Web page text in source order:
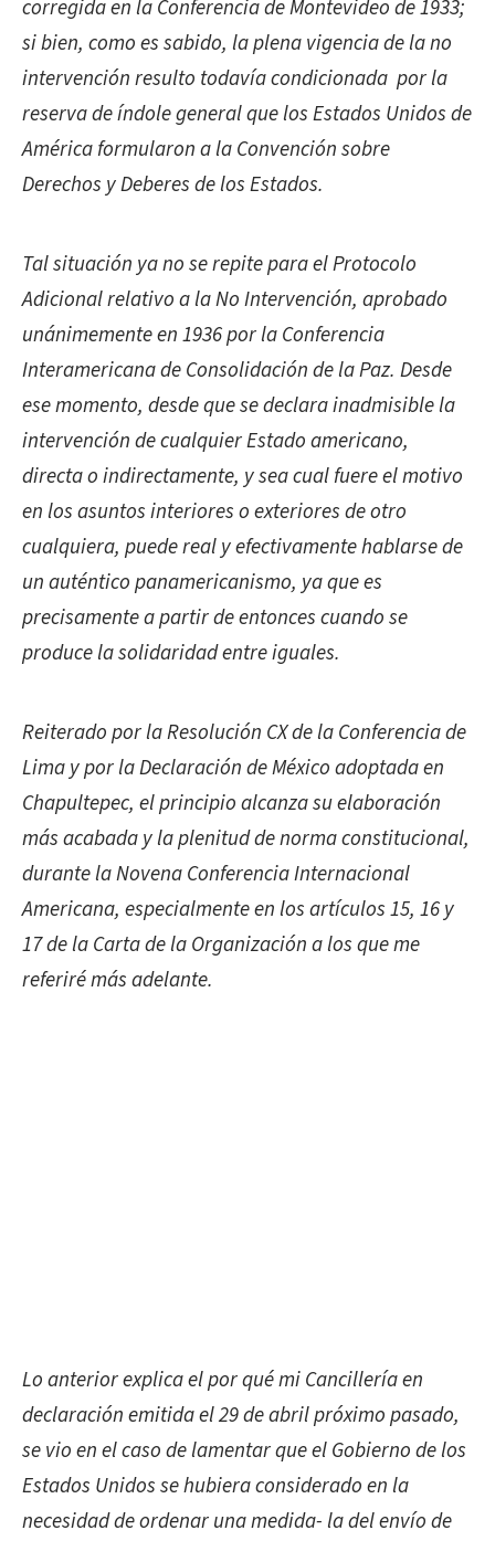
corregida en la Conferencia de Montevideo de 1933;
si bien, como es sabido, la plena vigencia de la no
intervención resulto todavía condicionada por la
reserva de índole general que los Estados Unidos de
América formularon a la Convención sobre
Derechos y Deberes de los Estados.
Tal situación ya no se repite para el Protocolo
Adicional relativo a la No Intervención, aprobado
unánimemente en 1936 por la Conferencia
Interamericana de Consolidación de la Paz. Desde
ese momento, desde que se declara inadmisible la
intervención de cualquier Estado americano,
directa o indirectamente, y sea cual fuere el motivo
en los asuntos interiores o exteriores de otro
cualquiera, puede real y efectivamente hablarse de
un auténtico panamericanismo, ya que es
precisamente a partir de entonces cuando se
produce la solidaridad entre iguales.
Reiterado por la Resolución CX de la Conferencia de
Lima y por la Declaración de México adoptada en
Chapultepec, el principio alcanza su elaboración
más acabada y la plenitud de norma constitucional,
durante la Novena Conferencia Internacional
Americana, especialmente en los artículos 15, 16 y
17 de la Carta de la Organización a los que me
referiré más adelante.
Lo anterior explica el por qué mi Cancillería en
declaración emitida el 29 de abril próximo pasado,
se vio en el caso de lamentar que el Gobierno de los
Estados Unidos se hubiera considerado en la
necesidad de ordenar una medida- la del envío de